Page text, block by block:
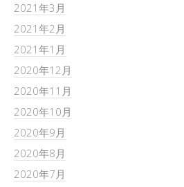
2021年3月
2021年2月
2021年1月
2020年12月
2020年11月
2020年10月
2020年9月
2020年8月
2020年7月